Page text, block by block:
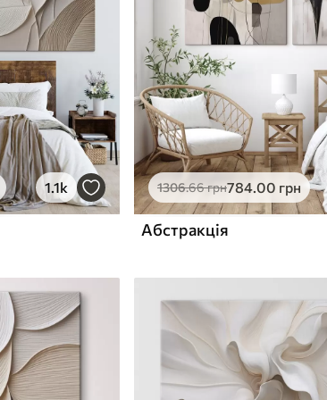
✓
Поверхня з текстурою
полотна
✓Екологічний матеріал
1.1k 1306.66грн784.00 грн
Абстракція